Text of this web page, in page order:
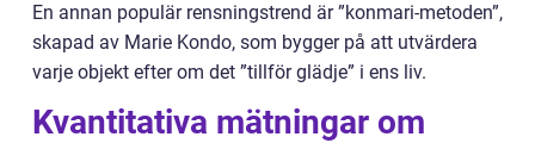
En annan populär rensningstrend är ”konmari-metoden”,
skapad av Marie Kondo, som bygger på att utvärdera
varje objekt efter om det ”tillför glädje” i ens liv.
Kvantitativa mätningar om